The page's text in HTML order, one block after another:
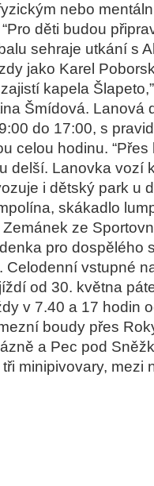
nebo
děti budou
sehraje utkání s
jako Karel
kapela
Šmídová. Lanová
do 17:00, s
celou hodinu.
delší. Lanovka vozí
i dětský park u
skákadlo
ze
pro dospělého
Celodenní vstupné
od 30. května
v 7.40 a 17 hodin
boudy přes
a Pec pod
minipivovary, mezi